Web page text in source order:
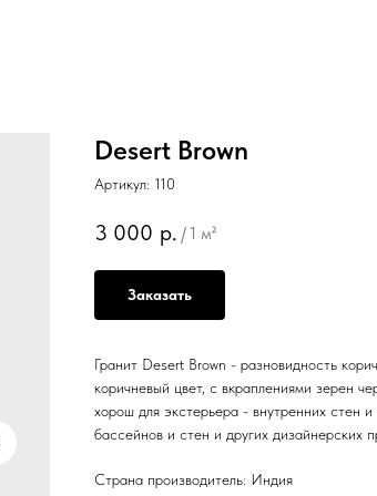
Desert Brown
Артикул: 110
3 000 р. / 1 м²
Заказать
Гранит Desert Brown - разновидность
коричневый цвет, с вкраплениями зерен
хорош для экстерьера - внутренних стен
бассейнов и стен и других дизайнерских
Страна производитель: Индия